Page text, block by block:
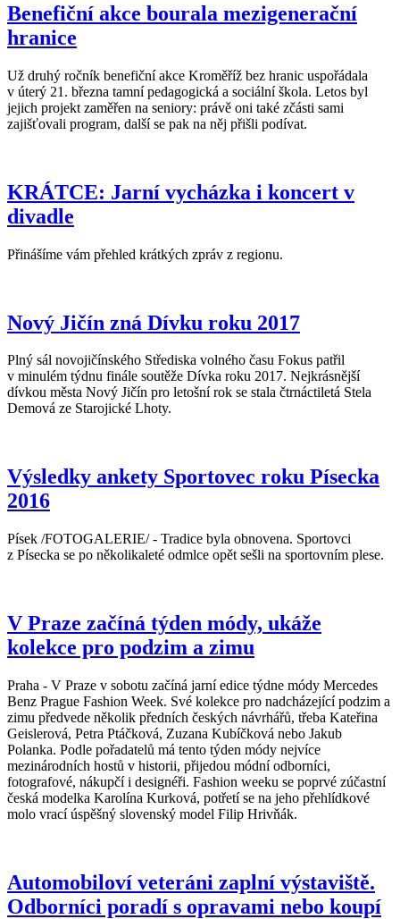
Benefiční akce bourala mezigenerační
hranice
Už druhý ročník benefiční akce Kroměříž bez hranic uspořádala
v úterý 21. března tamní pedagogická a sociální škola. Letos byl
jejich projekt zaměřen na seniory: právě oni také zčásti sami
zajišťovali program, další se pak na něj přišli podívat.
KRÁTCE: Jarní vycházka i koncert v
divadle
Přinášíme vám přehled krátkých zpráv z regionu.
Nový Jičín zná Dívku roku 2017
Plný sál novojičínského Střediska volného času Fokus patřil
v minulém týdnu finále soutěže Dívka roku 2017. Nejkrásnější
dívkou města Nový Jičín pro letošní rok se stala čtrnáctiletá Stela
Demová ze Starojické Lhoty.
Výsledky ankety Sportovec roku Písecka
2016
Písek /FOTOGALERIE/ - Tradice byla obnovena. Sportovci
z Písecka se po několikaleté odmlce opět sešli na sportovním plese.
V Praze začíná týden módy, ukáže
kolekce pro podzim a zimu
Praha - V Praze v sobotu začíná jarní edice týdne módy Mercedes
Benz Prague Fashion Week. Své kolekce pro nadcházející podzim a
zimu předvede několik předních českých návrhářů, třeba Kateřina
Geislerová, Petra Ptáčková, Zuzana Kubíčková nebo Jakub
Polanka. Podle pořadatelů má tento týden módy nejvíce
mezinárodních hostů v historii, přijedou módní odborníci,
fotografové, nákupčí i designéři. Fashion weeku se poprvé zúčastní
česká modelka Karolína Kurková, potřetí se na jeho přehlídkové
molo vrací úspěšný slovenský model Filip Hrivňák.
Automobiloví veteráni zaplní výstaviště.
Odborníci poradí s opravami nebo koupí